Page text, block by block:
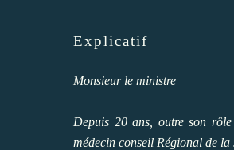
Explicatif
Monsieur le ministre
Depuis 20 ans, outre son
médecin conseil Régional de